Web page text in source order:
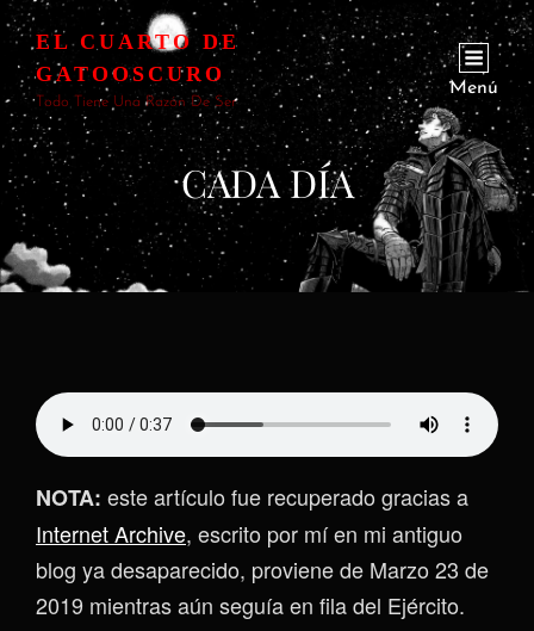
EL CUARTO DE
GATOOSCURO
Todo Tiene Una Razón De Ser
Menú
CADA DÍA
NOTA: este artículo fue recuperado gracias a
Internet Archive, escrito por mí en mi antiguo
blog ya desaparecido, proviene de Marzo 23 de
2019 mientras aún seguía en fila del Ejército.